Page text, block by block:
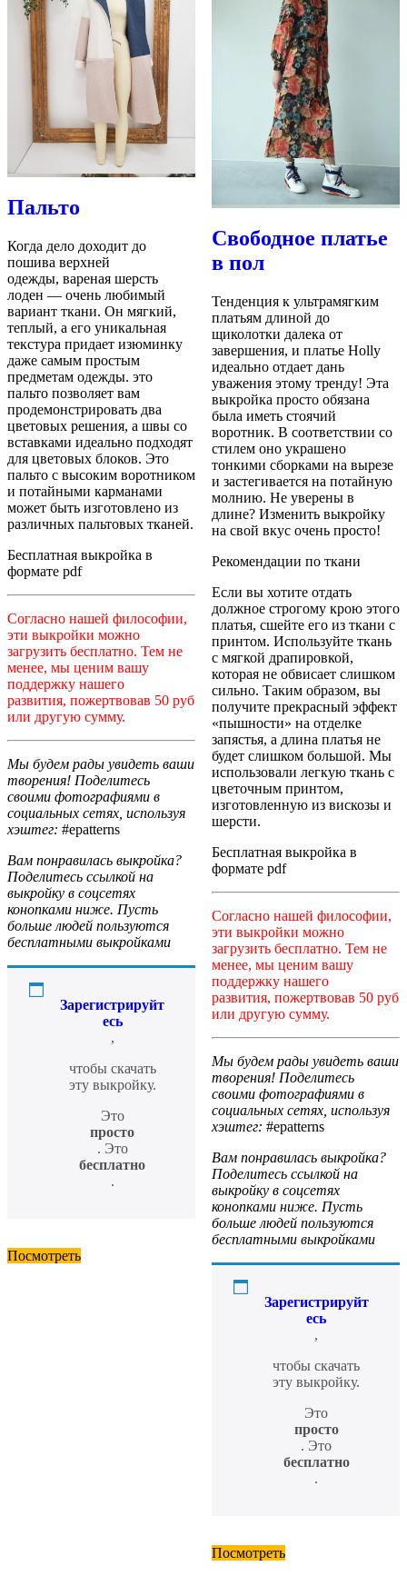
Пальто
Когда дело доходит до
пошива верхней
одежды, вареная шерсть
лоден — очень любимый
вариант ткани. Он мягкий,
теплый, а его уникальная
текстура придает изюминку
даже самым простым
предметам одежды. это
пальто позволяет вам
продемонстрировать два
цветовых решения, а швы со
вставками идеально подходят
для цветовых блоков. Это
пальто с высоким воротником
и потайными карманами
может быть изготовлено из
различных пальтовых тканей.
Бесплатная выкройка в
формате pdf
Согласно нашей философии,
эти выкройки можно
загрузить бесплатно. Тем не
менее, мы ценим вашу
поддержку нашего
развития, пожертвовав 50 руб
или другую сумму.
Мы будем рады увидеть ваши
творения! Поделитесь
своими фотографиями в
социальных сетях, используя
хэштег: #epatterns
Вам понравилась выкройка?
Поделитесь ссылкой на
выкройку в соцсетях
конопками ниже. Пусть
больше людей пользуются
бесплатными выкройками
Зарегистрируйт
есь
,
чтобы скачать
эту выкройку.
Это
просто
. Это
бесплатно
.
Посмотреть
Свободное платье
в пол
Тенденция к ультрамягким
платьям длиной до
щиколотки далека от
завершения, и платье Holly
идеально отдает дань
уважения этому тренду! Эта
выкройка просто обязана
была иметь стоячий
воротник. В соответствии со
стилем оно украшено
тонкими сборками на вырезе
и застегивается на потайную
молнию. Не уверены в
длине? Изменить выкройку
на свой вкус очень просто!
Рекомендации по ткани
Если вы хотите отдать
должное строгому крою этого
платья, сшейте его из ткани с
принтом. Используйте ткань
с мягкой драпировкой,
которая не обвисает слишком
сильно. Таким образом, вы
получите прекрасный эффект
«пышности» на отделке
запястья, а длина платья не
будет слишком большой. Мы
использовали легкую ткань с
цветочным принтом,
изготовленную из вискозы и
шерсти.
Бесплатная выкройка в
формате pdf
Согласно нашей философии,
эти выкройки можно
загрузить бесплатно. Тем не
менее, мы ценим вашу
поддержку нашего
развития, пожертвовав 50 руб
или другую сумму.
Мы будем рады увидеть ваши
творения! Поделитесь
своими фотографиями в
социальных сетях, используя
хэштег: #epatterns
Вам понравилась выкройка?
Поделитесь ссылкой на
выкройку в соцсетях
конопками ниже. Пусть
больше людей пользуются
бесплатными выкройками
Зарегистрируйт
есь
,
чтобы скачать
эту выкройку.
Это
просто
. Это
бесплатно
.
Посмотреть